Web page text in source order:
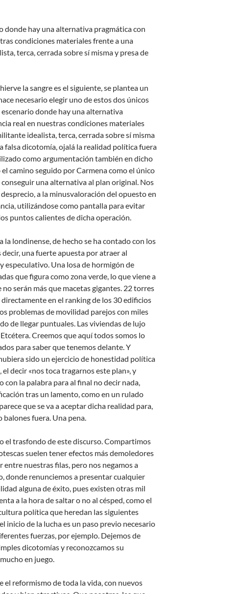
donde hay una alternativa pragmática con
condiciones materiales frente a una
terca, cerrada sobre sí misma y presa de
la sangre es el siguiente, se plantea un
necesario elegir uno de estos dos únicos
donde hay una alternativa
real en nuestras condiciones materiales
idealista, terca, cerrada sobre sí misma
falsa dicotomía, ojalá la realidad política fuera
como argumentación también en dicho
camino seguido por Carmena como el único
una alternativa al plan original. Nos
a la minusvaloración del opuesto en
utilizándose como pantalla para evitar
puntos calientes de dicha operación.
la londinense, de hecho se ha contado con los
una fuerte apuesta por atraer al
especulativo. Una losa de hormigón de
que figura como zona verde, lo que viene a
no serán más que macetas gigantes. 22 torres
en el ranking de los 30 edificios
problemas de movilidad parejos con miles
de llegar puntuales. Las viviendas de lujo
Creemos que aquí todos somos lo
para saber que tenemos delante. Y
sido un ejercicio de honestidad política
decir «nos toca tragarnos este plan», y
con la palabra para al final no decir nada,
tras un lamento, como en un rulado
que se va a aceptar dicha realidad para,
balones fuera. Una pena.
el trasfondo de este discurso. Compartimos
suelen tener efectos más demoledores
entre nuestras filas, pero nos negamos a
donde renunciemos a presentar cualquier
alguna de éxito, pues existen otras mil
a la hora de saltar o no al césped, como el
política que heredan las siguientes
inicio de la lucha es un paso previo necesario
fuerzas, por ejemplo. Dejemos de
dicotomías y reconozcamos su
en juego.
el reformismo de toda la vida, con nuevos